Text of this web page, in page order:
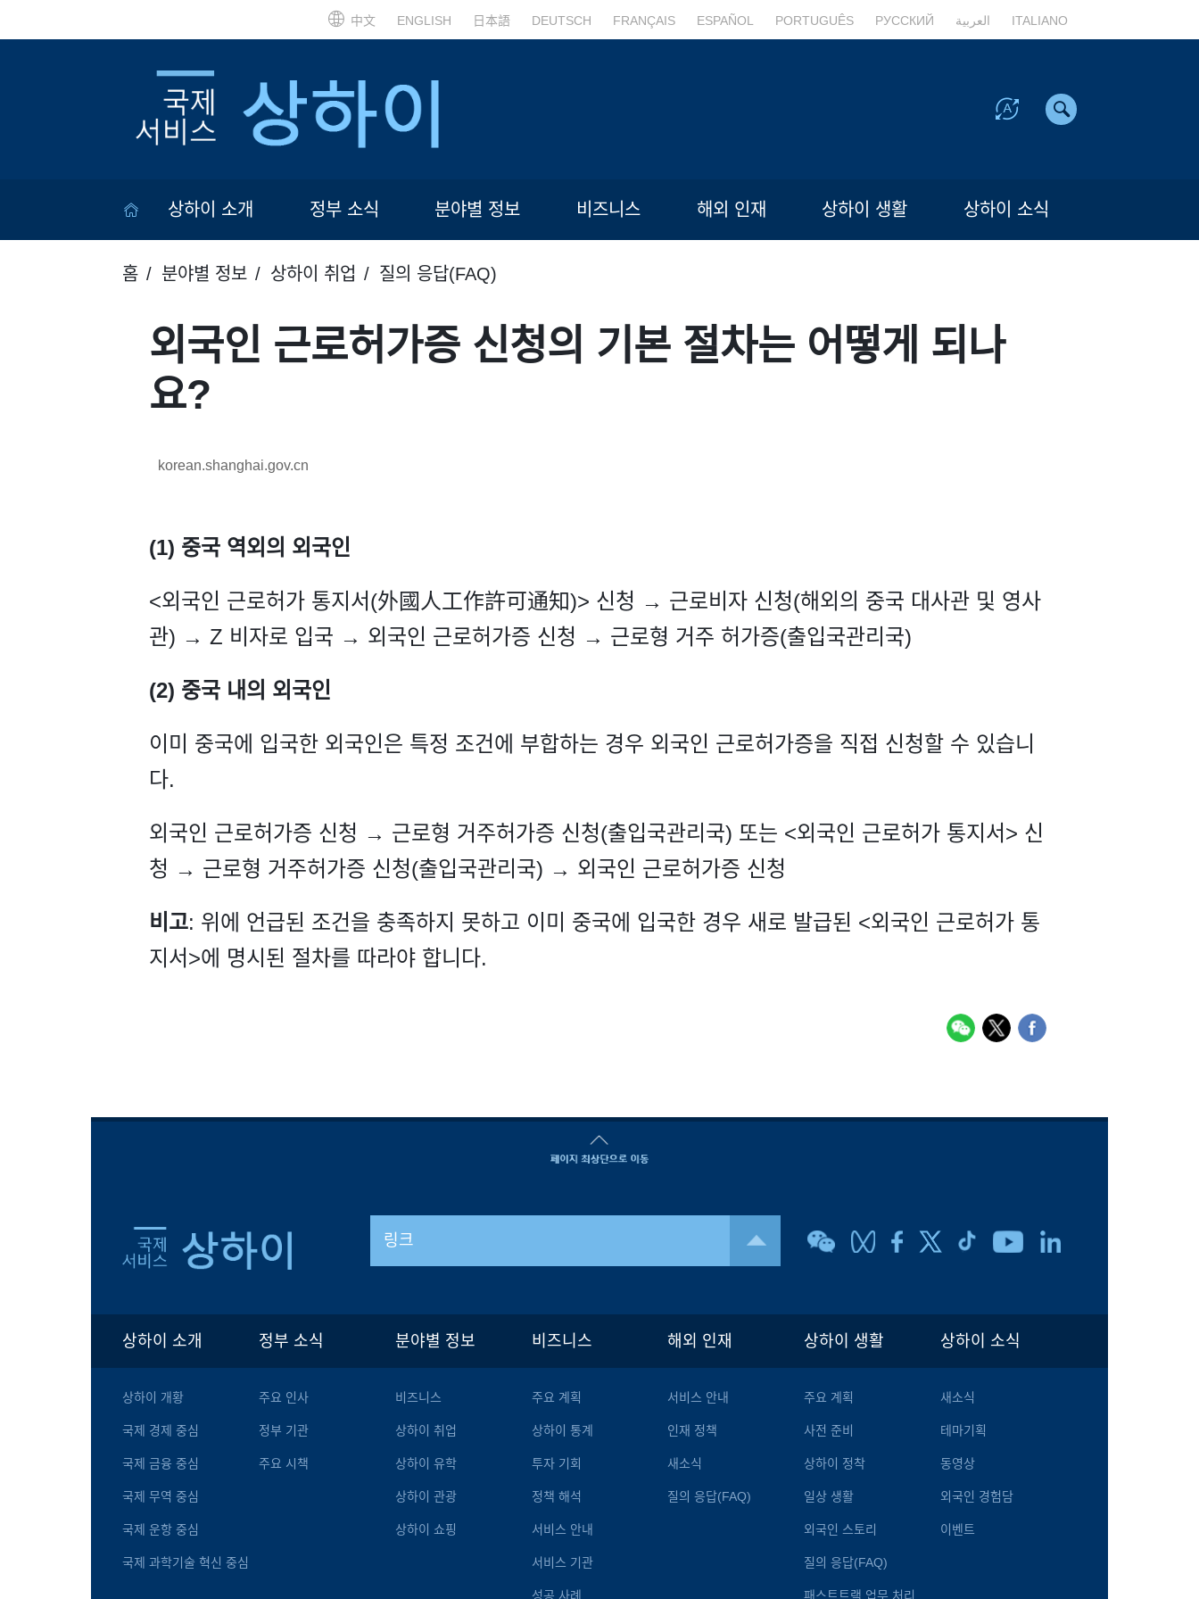
中文 ENGLISH 日本語 DEUTSCH FRANÇAIS ESPAÑOL PORTUGUÊS РУССКИЙ العربية ITALIANO
상하이 소개 정부 소식 분야별 정보 비즈니스 해외 인재 상하이 생활 상하이 소식
홈 분야별 정보 상하이 취업 질의 응답(FAQ)
외국인 근로허가증 신청의 기본 절차는 어떻게 되나
요?
korean.shanghai.gov.cn
(1) 중국 역외의 외국인
<외국인 근로허가 통지서(外國人工作許可通知)> 신청 → 근로비자 신청(해외의 중국 대사관 및 영사
관) → Z 비자로 입국 → 외국인 근로허가증 신청 → 근로형 거주 허가증(출입국관리국)
(2) 중국 내의 외국인
이미 중국에 입국한 외국인은 특정 조건에 부합하는 경우 외국인 근로허가증을 직접 신청할 수 있습니
다.
외국인 근로허가증 신청 → 근로형 거주허가증 신청(출입국관리국) 또는 <외국인 근로허가 통지서> 신
청 → 근로형 거주허가증 신청(출입국관리국) → 외국인 근로허가증 신청
비고: 위에 언급된 조건을 충족하지 못하고 이미 중국에 입국한 경우 새로 발급된 <외국인 근로허가 통
지서>에 명시된 절차를 따라야 합니다.
링크
상하이 소개
상하이 개황
국제 경제 중심
국제 금융 중심
국제 무역 중심
국제 운항 중심
국제 과학기술 혁신 중심
정부 소식
주요 인사
정부 기관
주요 시책
분야별 정보
비즈니스
상하이 취업
상하이 유학
상하이 관광
상하이 쇼핑
비즈니스
주요 계획
상하이 통계
투자 기회
정책 해석
서비스 안내
서비스 기관
성공 사례
해외 인재
서비스 안내
인재 정책
새소식
질의 응답(FAQ)
상하이 생활
주요 계획
사전 준비
상하이 정착
일상 생활
외국인 스토리
질의 응답(FAQ)
패스트트랙 업무 처리
상하이 소식
새소식
테마기획
동영상
외국인 경험담
이벤트